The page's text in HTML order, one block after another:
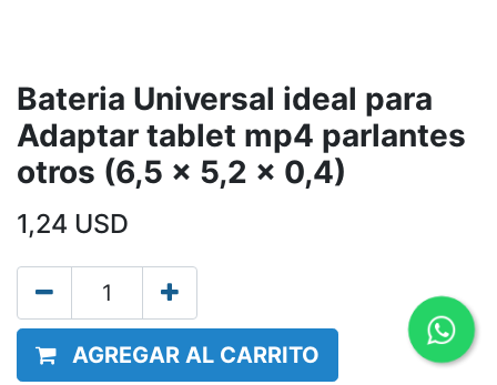
Bateria Universal ideal para
Adaptar tablet mp4 parlantes
otros (6,5 x 5,2 x 0,4)
1,24 USD
AGREGAR AL CARRITO